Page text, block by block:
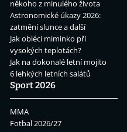
někoho z minulého života
Astronomické úkazy 2026:
zatmění slunce a další
Jak obléci miminko při
vysokých teplotách?
Jak na dokonalé letní mojito
6 lehkých letních salátů
Sport 2026
MMA
Fotbal 2026/27